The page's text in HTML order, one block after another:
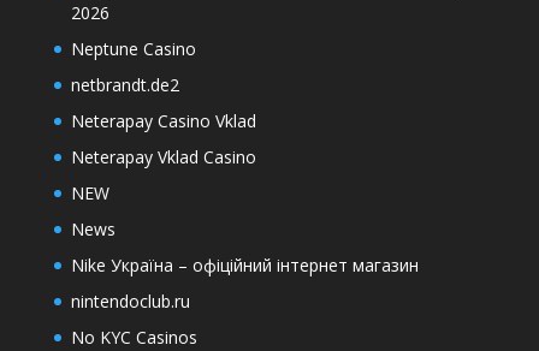
2026
Neptune Casino
netbrandt.de2
Neterapay Casino Vklad
Neterapay Vklad Casino
NEW
News
Nike Україна – офіційний інтернет магазин
nintendoclub.ru
No KYC Casinos